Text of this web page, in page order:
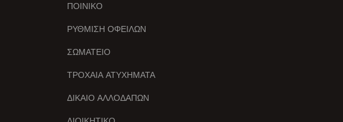
ΠΟΙΝΙΚΟ
ΡΥΘΜΙΣΗ ΟΦΕΙΛΩΝ
ΣΩΜΑΤΕΙΟ
ΤΡΟΧΑΙΑ ΑΤΥΧΗΜΑΤΑ
ΔΙΚΑΙΟ ΑΛΛΟΔΑΠΩΝ